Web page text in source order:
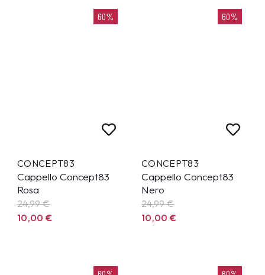
60%
CONCEPT83
Cappello Concept83
Rosa
24,99€
10,00€
60%
CONCEPT83
Cappello Concept83
Nero
24,99€
10,00€